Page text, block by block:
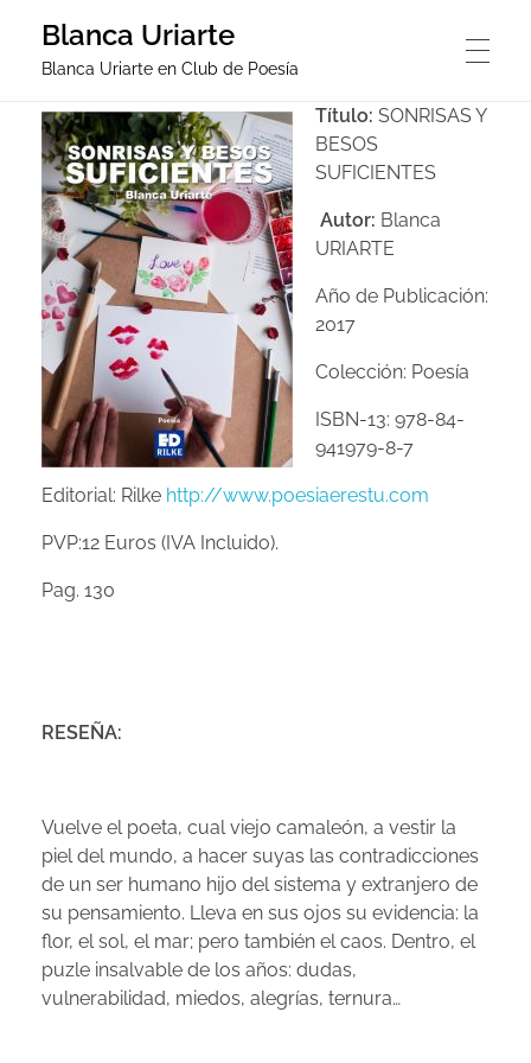
Blanca Uriarte
Blanca Uriarte en Club de Poesía
PORTADA
BLANCA URIARTE
ENTREVISTA
NOTICIAS
POEMAS
DEJA QUE EL SILENCIO HABLE
SINE HOMO
SIN MANDO A DISTANCIA
DADOS DE LUNA
EL SACO ROTO DE LOS DIAS
VIDEOS
GRUPO EDITORIAL DE POESÍA
Título: SONRISAS Y
BESOS
SUFICIENTES
Autor: Blanca
URIARTE
Año de Publicación:
2017
Colección: Poesía
ISBN-13: 978-84-
941979-8-7
Editorial: Rilke http://www.poesiaerestu.com
PVP:12 Euros (IVA Incluido).
Pag. 130
RESEÑA:
Vuelve el poeta, cual viejo camaleón, a vestir la
piel del mundo, a hacer suyas las contradicciones
de un ser humano hijo del sistema y extranjero de
su pensamiento. Lleva en sus ojos su evidencia: la
flor, el sol, el mar; pero también el caos. Dentro, el
puzle insalvable de los años: dudas,
vulnerabilidad, miedos, alegrías, ternura…